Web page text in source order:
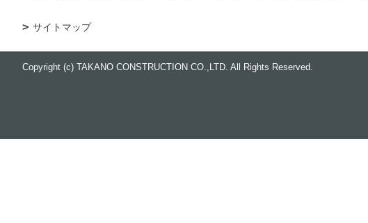
サイトマップ
Copyright (c) TAKANO CONSTRUCTION CO.,LTD. All Rights Reserved.